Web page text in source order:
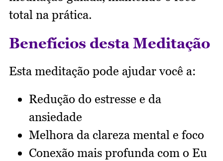
total na prática.
Benefícios desta Meditação
Esta meditação pode ajudar você a:
Redução do estresse e da
ansiedade
Melhora da clareza mental e foco
Conexão mais profunda com o Eu